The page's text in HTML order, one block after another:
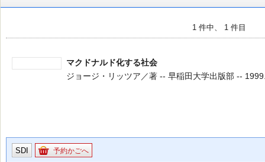
1 件中、 1 件目
マクドナルド化する社会
ジョージ・リッツア／著 -- 早稲田大学出版部 --
SDI 予約かごへ